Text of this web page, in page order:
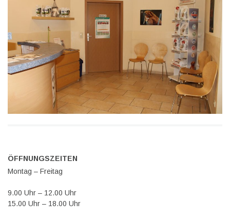
ÖFFNUNGSZEITEN
Montag – Freitag
9.00 Uhr – 12.00 Uhr
15.00 Uhr – 18.00 Uhr